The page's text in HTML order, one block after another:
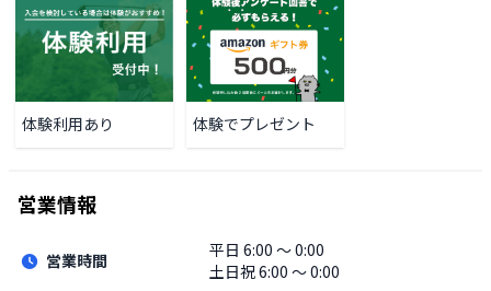
体験利用あり 体験でプレゼント
営業情報
営業時間 平日 6:00 〜 0:00
土日祝6:00 〜 0:00